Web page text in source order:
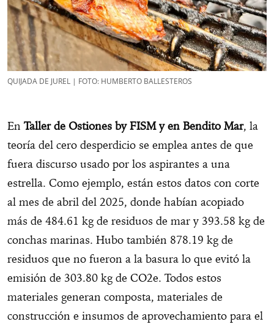
QUIJADA DE JUREL | FOTO: HUMBERTO BALLESTEROS
En Taller de Ostiones by FISM y en Bendito Mar, la
teoría del cero desperdicio se emplea antes de que
fuera discurso usado por los aspirantes a una
estrella. Como ejemplo, están estos datos con corte
al mes de abril del 2025, donde habían acopiado
más de 484.61 kg de residuos de mar y 393.58 kg de
conchas marinas. Hubo también 878.19 kg de
residuos que no fueron a la basura lo que evitó la
emisión de 303.80 kg de CO2e. Todos estos
materiales generan composta, materiales de
construcción e insumos de aprovechamiento para el